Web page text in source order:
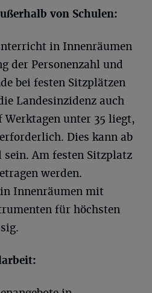
von Schulen:
in Innenräumen
der Personenzahl und
bei festen Sitzplätzen
Landesinzidenz auch
unter 35 liegt,
Dies kann ab
sein. Am festen Sitzplatz
werden.
Innenräumen mit
für höchsten